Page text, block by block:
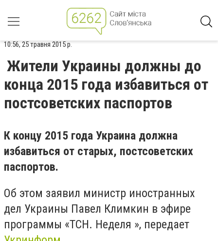
10:56, 25 травня 2015 р.
Жители Украины должны до
конца 2015 года избавиться от
постсоветских паспортов
К концу 2015 года Украина должна
избавиться от старых, постсоветских
паспортов.
Об этом заявил министр иностранных
дел Украины Павел Климкин в эфире
программы «ТСН. Неделя », передает